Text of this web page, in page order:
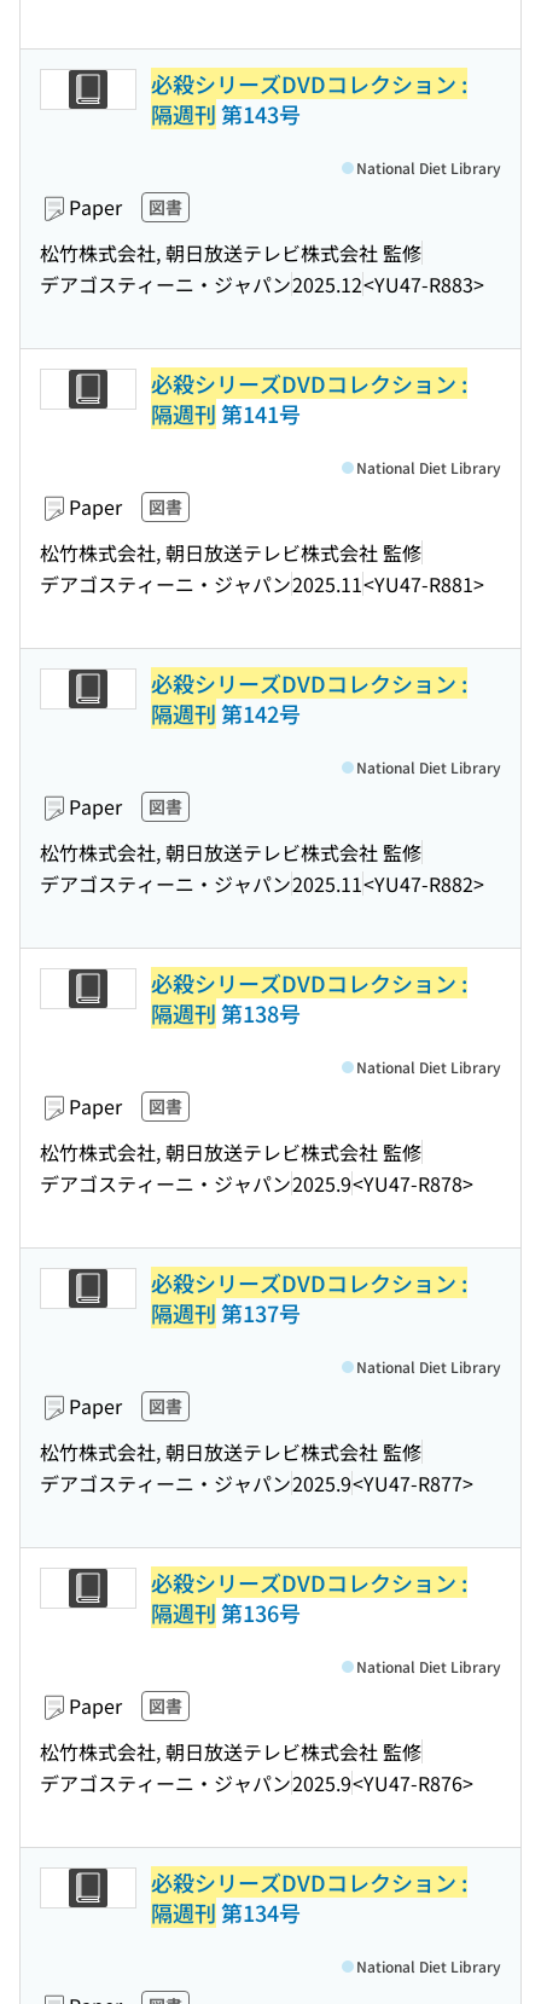
必殺シリーズDVDコレクション :
隔週刊第143号
Paper 図書
松竹株式会社, 朝日放送テレビ株式会社 監修
デアゴスティーニ・ジャパン2025.12<YU47-R883>
National Diet Library
必殺シリーズDVDコレクション :
隔週刊第141号
Paper 図書
松竹株式会社, 朝日放送テレビ株式会社 監修
デアゴスティーニ・ジャパン2025.11<YU47-R881>
National Diet Library
必殺シリーズDVDコレクション :
隔週刊第142号
Paper 図書
松竹株式会社, 朝日放送テレビ株式会社 監修
デアゴスティーニ・ジャパン2025.11<YU47-R882>
National Diet Library
必殺シリーズDVDコレクション :
隔週刊第138号
Paper 図書
松竹株式会社, 朝日放送テレビ株式会社 監修
デアゴスティーニ・ジャパン2025.9<YU47-R878>
National Diet Library
必殺シリーズDVDコレクション :
隔週刊第137号
Paper 図書
松竹株式会社, 朝日放送テレビ株式会社 監修
デアゴスティーニ・ジャパン2025.9<YU47-R877>
National Diet Library
必殺シリーズDVDコレクション :
隔週刊第136号
Paper 図書
松竹株式会社, 朝日放送テレビ株式会社 監修
デアゴスティーニ・ジャパン2025.9<YU47-R876>
National Diet Library
必殺シリーズDVDコレクション :
隔週刊第134号
National Diet Library